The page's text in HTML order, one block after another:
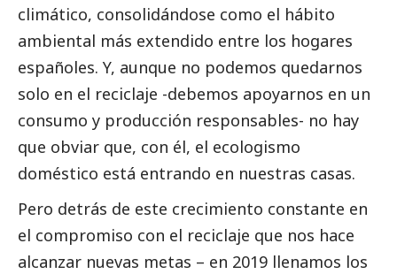
climático, consolidándose como el hábito
ambiental más extendido entre los hogares
españoles. Y, aunque no podemos quedarnos
solo en el reciclaje -debemos apoyarnos en un
consumo y producción responsables- no hay
que obviar que, con él, el ecologismo
doméstico está entrando en nuestras casas.
Pero detrás de este crecimiento constante en
el compromiso con el reciclaje que nos hace
alcanzar nuevas metas – en 2019 llenamos los